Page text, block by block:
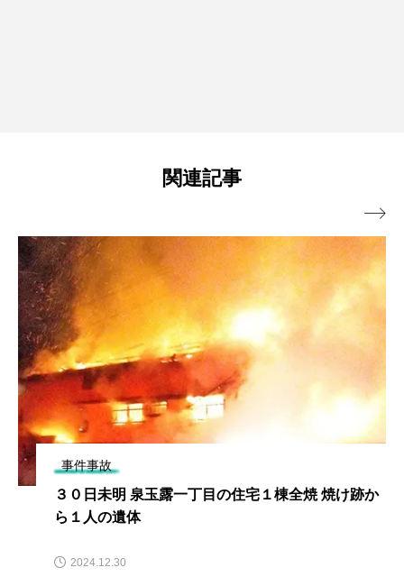
関連記事
事件事故
３０日未明 泉玉露一丁目の住宅１棟全焼 焼け跡か
ら１人の遺体
2024.12.30
